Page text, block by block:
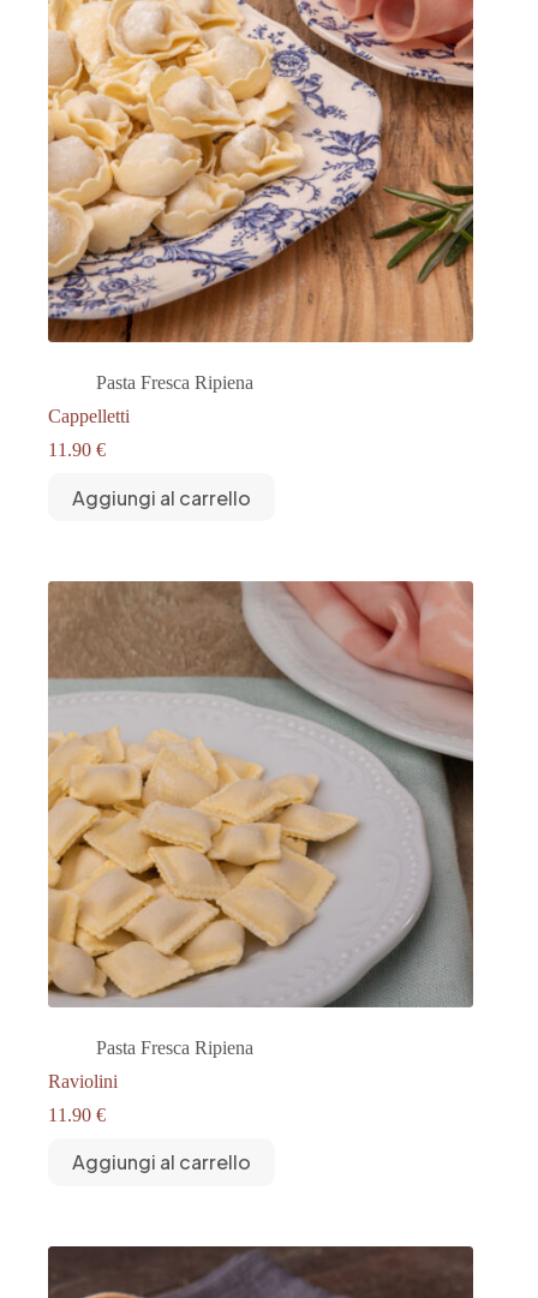
Pasta Fresca Ripiena
Cappelletti
11.90 €
Aggiungi al carrello
Pasta Fresca Ripiena
Raviolini
11.90 €
Aggiungi al carrello